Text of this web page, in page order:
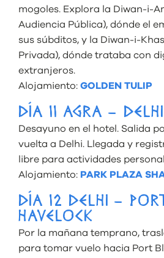
mogoles. Explora la Diwan-i-
Audiencia Pública), dónde el
sus súbditos, y la Diwan-i-
Privada), dónde trataba con
extranjeros.
Alojamiento: GOLDEN TULIP
DÍA 11 AGRA – DELHI
Desayuno en el hotel. Salida
vuelta a Delhi. Llegada y
libre para actividades
Alojamiento: PARK PLAZA
DÍA 12 DELHI –
HAVELOCK
Por la mañana temprano,
para tomar vuelo hacia Port